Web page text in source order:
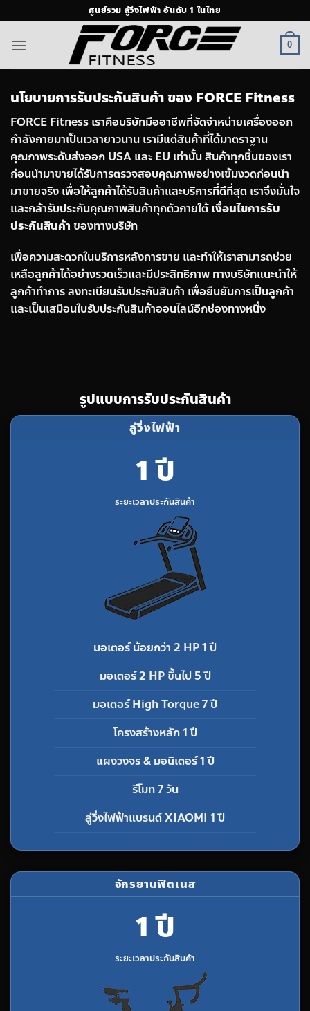
ไป
ยัง
ศูนย์รวม ลู่วิ่งไฟฟ้า อันดับ 1 ในไทย
0
นโยบายการรับประกันสินค้า ของ FORCE Fitness
FORCE Fitness เราคือบริษัทมืออาชีพที่จัดจำหน่ายเครื่องออก
กำลังกายมาเป็นเวลายาวนาน เรามีแต่สินค้าที่ได้มาตราฐาน
คุณภาพระดับส่งออก USA และ EU เท่านั้น สินค้าทุกชิ้นของเรา
ก่อนนำมาขายได้รับการตรวจสอบคุณภาพอย่างเข้มงวดก่อนนำ
มาขายจริง เพื่อให้ลูกค้าได้รับสินค้าและบริการที่ดีที่สุด เราจึงมั่นใจ
และกล้ารับประกันคุณภาพสินค้าทุกตัวภายใต้เงื่อนไขการรับ
ประกันสินค้า ของทางบริษัท
เพื่อความสะดวกในบริการหลังการขาย และทำให้เราสามารถช่วย
เหลือลูกค้าได้อย่างรวดเร็วและมีประสิทธิภาพ ทางบริษัทแนะนำให้
ลูกค้าทำการ ลงทะเบียนรับประกันสินค้า เพื่อยืนยันการเป็นลูกค้า
และเป็นเสมือนใบรับประกันสินค้าออนไลน์อีกช่องทางหนึ่ง
รูปแบบการรับประกันสินค้า
ลู่วิ่งไฟฟ้า
1 ปี
ระยะเวลาประกันสินค้า
มอเตอร์ น้อยกว่า 2 HP 1 ปี
มอเตอร์ 2 HP ขึ้นไป 5 ปี
มอเตอร์ High Torque 7 ปี
โครงสร้างหลัก 1 ปี
แผงวงจร & มอนิเตอร์ 1 ปี
รีโมท 7 วัน
ลู่วิ่งไฟฟ้าแบรนด์ XIAOMI 1 ปี
จักรยานฟิตเนส
1 ปี
ระยะเวลาประกันสินค้า